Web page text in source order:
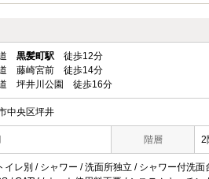
黒髪町駅 徒歩12分
藤崎宮前 徒歩14分
坪井川公園 徒歩16分
中央区坪井
階層 2
イレ別 / シャワー / 洗面所独立 / シャワー付洗